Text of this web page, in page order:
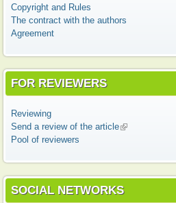
Copyright and Rules
The contract with the authors
Agreement
FOR REVIEWERS
Reviewing
Send a review of the article(link is
Pool of reviewers
SOCIAL NETWORKS